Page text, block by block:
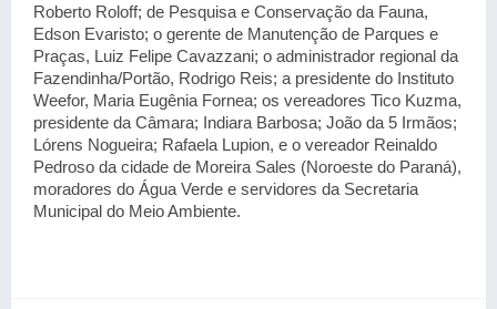
Roberto Roloff; de Pesquisa e Conservação da Fauna,
Edson Evaristo; o gerente de Manutenção de Parques e
Praças, Luiz Felipe Cavazzani; o administrador regional da
Fazendinha/Portão, Rodrigo Reis; a presidente do Instituto
Weefor, Maria Eugênia Fornea; os vereadores Tico Kuzma,
presidente da Câmara; Indiara Barbosa; João da 5 Irmãos;
Lórens Nogueira; Rafaela Lupion, e o vereador Reinaldo
Pedroso da cidade de Moreira Sales (Noroeste do Paraná),
moradores do Água Verde e servidores da Secretaria
Municipal do Meio Ambiente.